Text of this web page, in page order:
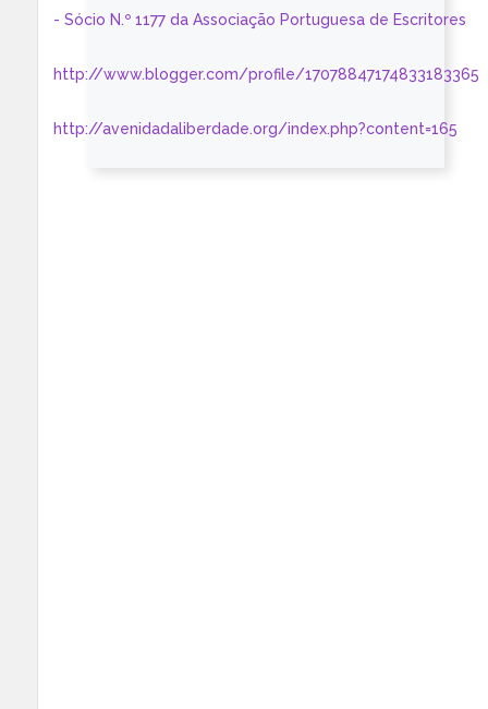
- Sócio N.º 1177 da Associação Portuguesa de Escritores
http://www.blogger.com/profile/17078847174833183365
http://avenidadaliberdade.org/index.php?content=165